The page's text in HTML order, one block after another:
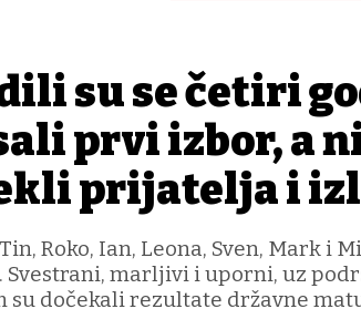
su se četiri
prvi izbor, a
prijatelja i
Roko, Ian, Leona, Sven, Mark i
Svestrani, marljivi i uporni, uz
su dočekali rezultate državne